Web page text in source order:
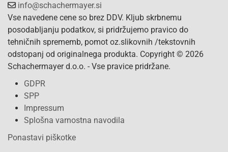
info@schachermayer.si
Vse navedene cene so brez DDV. Kljub skrbnemu
posodabljanju podatkov, si pridržujemo pravico do
tehničnih sprememb, pomot oz.slikovnih /tekstovnih
odstopanj od originalnega produkta. Copyright © 2026
Schachermayer d.o.o. - Vse pravice pridržane.
GDPR
SPP
Impressum
Splošna varnostna navodila
Ponastavi piškotke